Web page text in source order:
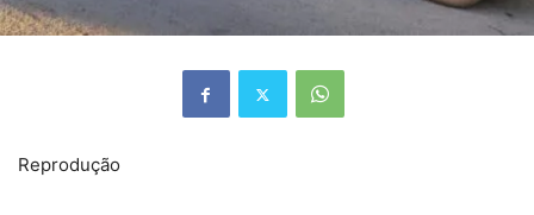
Reprodução